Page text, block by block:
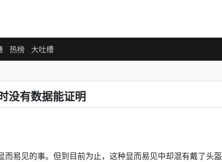
热榜 大吐槽
没有数据能证明
易见的事。但到目前为止，这种显而易见中却混有戴了头盔